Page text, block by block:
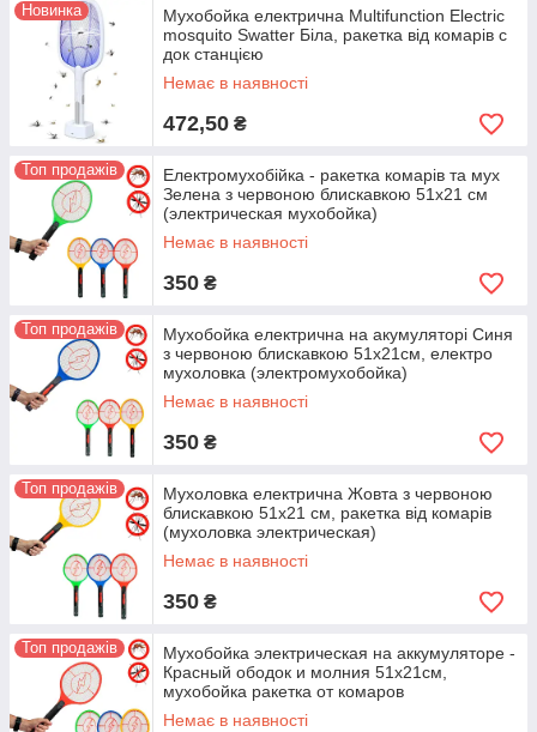
Новинка
Мухобойка електрична Multifunction Electric
mosquito Swatter Біла, ракетка від комарів с
док станцією
Немає в наявності
472,50 ₴
Топ продажів
Електромухобійка - ракетка комарів та мух
Зелена з червоною блискавкою 51х21 см
(электрическая мухобойка)
Немає в наявності
350 ₴
Топ продажів
Мухобойка електрична на акумуляторі Синя
з червоною блискавкою 51х21см, електро
мухоловка (электромухобойка)
Немає в наявності
350 ₴
Топ продажів
Мухоловка електрична Жовта з червоною
блискавкою 51х21 см, ракетка від комарів
(мухоловка электрическая)
Немає в наявності
350 ₴
Топ продажів
Мухобойка электрическая на аккумуляторе -
Красный ободок и молния 51х21см,
мухобойка ракетка от комаров
Немає в наявності